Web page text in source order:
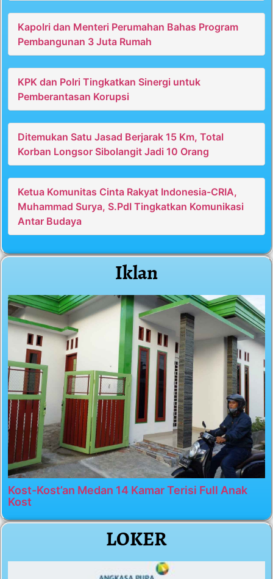
Kapolri dan Menteri Perumahan Bahas Program
Pembangunan 3 Juta Rumah
KPK dan Polri Tingkatkan Sinergi untuk
Pemberantasan Korupsi
Ditemukan Satu Jasad Berjarak 15 Km, Total
Korban Longsor Sibolangit Jadi 10 Orang
Ketua Komunitas Cinta Rakyat Indonesia-CRIA,
Muhammad Surya, S.PdI Tingkatkan Komunikasi
Antar Budaya
Iklan
Kost-Kost’an Medan 14 Kamar Terisi Full Anak
Kost
LOKER